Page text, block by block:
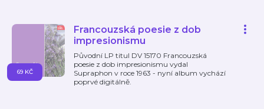
Francouzská poesie z dob
impresionismu
Původní LP titul DV 15170 Francouzská
poesie z dob impresionismu vydal
Supraphon v roce 1963 - nyní album vychází
poprvé digitálně.
69 KČ